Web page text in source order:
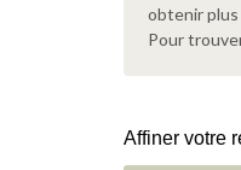
obtenir plus
Pour
Affiner votre